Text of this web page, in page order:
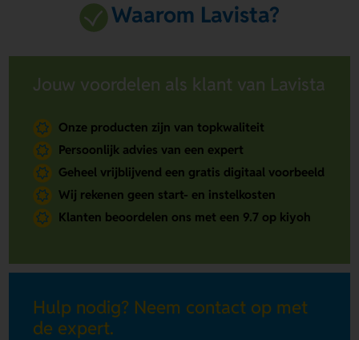
Waarom Lavista?
Jouw voordelen als klant van Lavista
Onze producten zijn van topkwaliteit
Persoonlijk advies van een expert
Geheel vrijblijvend een gratis digitaal voorbeeld
Wij rekenen geen start- en instelkosten
Klanten beoordelen ons met een 9.7 op kiyoh
Hulp nodig? Neem contact op met
de expert.